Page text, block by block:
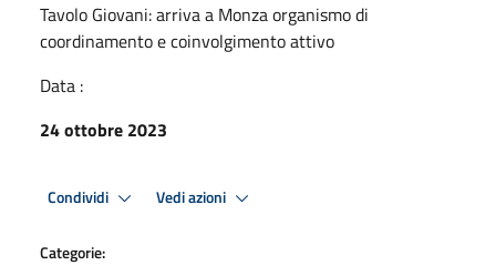
Tavolo Giovani: arriva a Monza organismo di
coordinamento e coinvolgimento attivo
Data :
24 ottobre 2023
Condividi Vedi azioni
Categorie: